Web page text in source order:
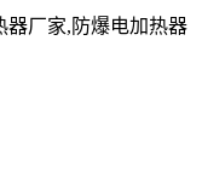
器厂家,防爆电加热器